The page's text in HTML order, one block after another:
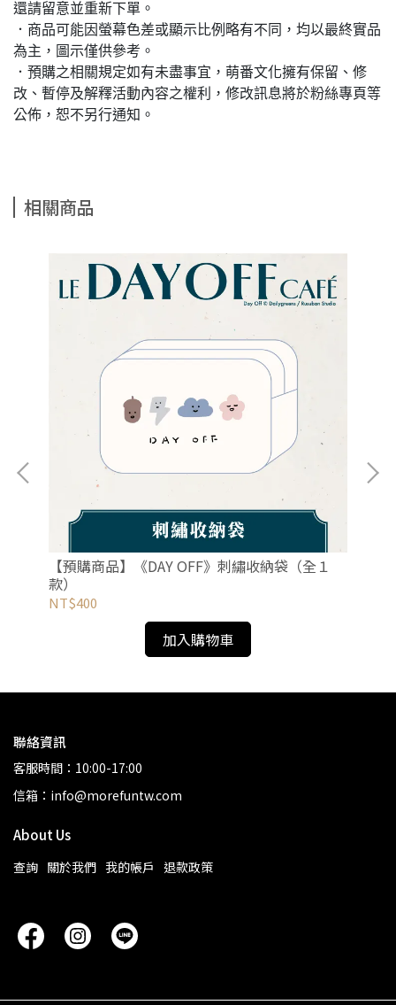
還請留意並重新下單。
．商品可能因螢幕色差或顯示比例略有不同，均以最終實品
為主，圖示僅供參考。
．預購之相關規定如有未盡事宜，萌番文化擁有保留、修
改、暫停及解釋活動內容之權利，修改訊息將於粉絲專頁等
公佈，恕不另行通知。
相關商品
【預購商品】《DAY OFF》刺繡收納袋（全１
款）
NT$400
加入購物車
聯絡資訊
客服時間：10:00-17:00
信箱：info@morefuntw.com
About Us
查詢 關於我們 我的帳戶 退款政策